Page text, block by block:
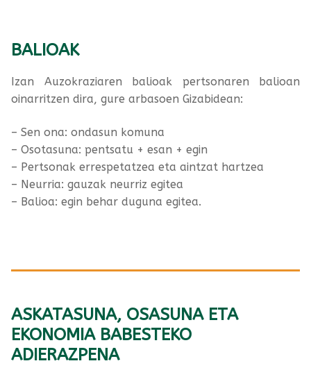
BALIOAK
Izan Auzokraziaren balioak pertsonaren balioan
oinarritzen dira, gure arbasoen Gizabidean:
– Sen ona: ondasun komuna
– Osotasuna: pentsatu + esan + egin
– Pertsonak errespetatzea eta aintzat hartzea
– Neurria: gauzak neurriz egitea
– Balioa: egin behar duguna egitea.
ASKATASUNA, OSASUNA ETA
EKONOMIA BABESTEKO
ADIERAZPENA